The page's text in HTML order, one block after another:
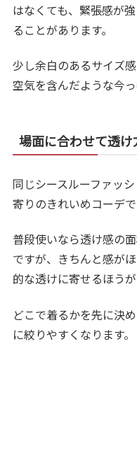
はなくても、緊張感が
ることがあります。
少し余白のあるサイズ
空気を含んだような今
場面に合わせて透け
同じシースルーファッ
寄りのきれいめコーデ
普段使いなら透け感の
ですが、きちんと感が
的な透けに寄せるほうが
どこで着るかを先に決
に絞りやすくなります。